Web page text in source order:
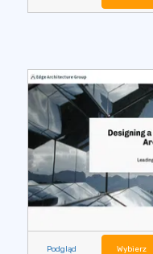
Podgląd Wybierz